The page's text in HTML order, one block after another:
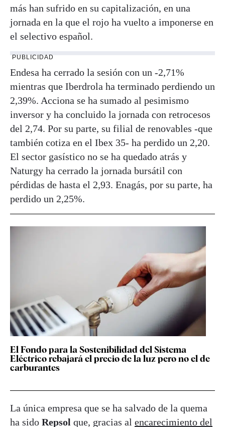
más han sufrido en su capitalización, en una
jornada en la que el rojo ha vuelto a imponerse en
el selectivo español.
PUBLICIDAD
Endesa ha cerrado la sesión con un -2,71%
mientras que Iberdrola ha terminado perdiendo un
2,39%. Acciona se ha sumado al pesimismo
inversor y ha concluido la jornada con retrocesos
del 2,74. Por su parte, su filial de renovables -que
también cotiza en el Ibex 35- ha perdido un 2,20.
El sector gasístico no se ha quedado atrás y
Naturgy ha cerrado la jornada bursátil con
pérdidas de hasta el 2,93. Enagás, por su parte, ha
perdido un 2,25%.
El Fondo para la Sostenibilidad del Sistema
Eléctrico rebajará el precio de la luz pero no el de
carburantes
La única empresa que se ha salvado de la quema
ha sido Repsol que, gracias al encarecimiento del